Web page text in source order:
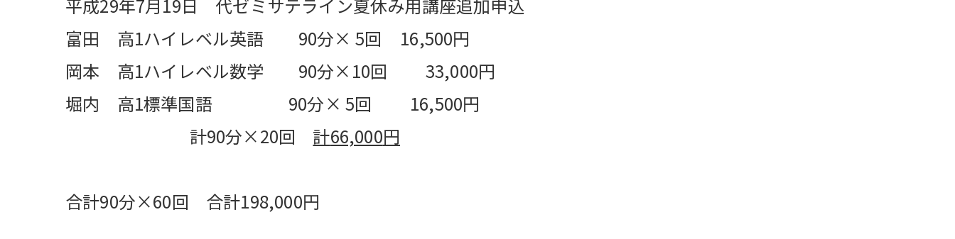
平成29年7月19日 代ゼミサテライン夏休み用講座追加申込
富田 高1ハイレベル英語 90分× 5回 16,500円
岡本 高1ハイレベル数学 90分×10回 33,000円
堀内 高1標準国語 90分× 5回 16,500円
計90分×20回 計66,000円
合計90分×60回 合計198,000円